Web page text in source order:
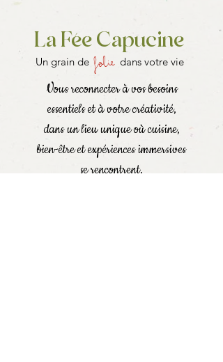
La Fée Capucine
Un grain de folie dans votre vie
Vous reconnecter à vos besoins
essentiels et à votre créativité,
dans un lieu unique où cuisine,
bien-être et expériences immersives
se rencontrent.